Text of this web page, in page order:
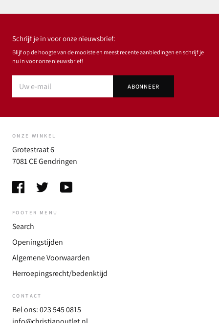
Schrijf je in voor onze nieuwsbrief:
Blijf op de hoogte van de mooiste en meest recente aanbiedingen en schrijf je
nu in voor onze nieuwsbrief!
ONZE WINKEL
Grotestraat 6
7081 CE Gendringen
FOOTER MENU
Search
Openingstijden
Algemene Voorwaarden
Herroepingsrecht/bedenktijd
CONTACT
Bel ons: 023 545 0815